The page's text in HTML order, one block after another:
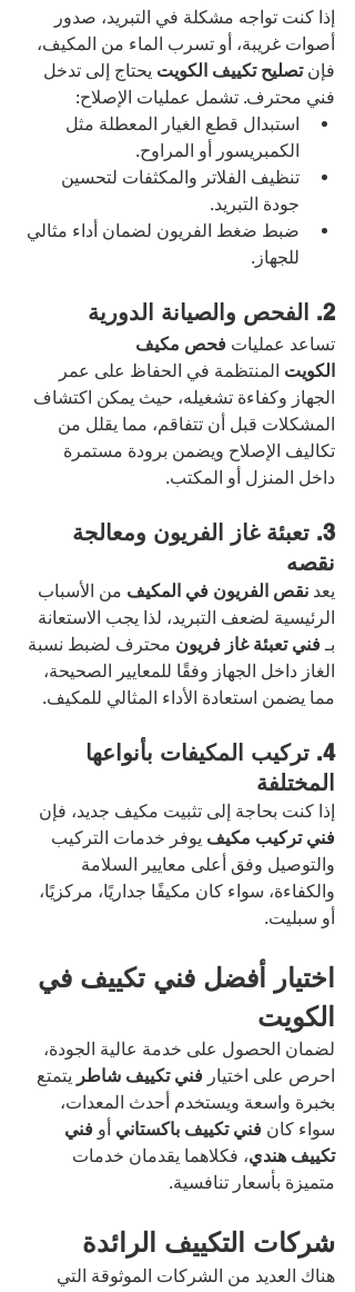
إذا كنت تواجه مشكلة في التبريد، صدور
أصوات غريبة، أو تسرب الماء من المكيف،
فإن تصليح تكييف الكويت يحتاج إلى تدخل
فني محترف. تشمل عمليات الإصلاح:
استبدال قطع الغيار المعطلة مثل
الكمبريسور أو المراوح.
تنظيف الفلاتر والمكثفات لتحسين
جودة التبريد.
ضبط ضغط الفريون لضمان أداء مثالي
للجهاز.
2. الفحص والصيانة الدورية
تساعد عمليات فحص مكيف
الكويت المنتظمة في الحفاظ على عمر
الجهاز وكفاءة تشغيله، حيث يمكن اكتشاف
المشكلات قبل أن تتفاقم، مما يقلل من
تكاليف الإصلاح ويضمن برودة مستمرة
داخل المنزل أو المكتب.
3. تعبئة غاز الفريون ومعالجة
نقصه
يعد نقص الفريون في المكيف من الأسباب
الرئيسية لضعف التبريد، لذا يجب الاستعانة
بـ فني تعبئة غاز فريون محترف لضبط نسبة
الغاز داخل الجهاز وفقًا للمعايير الصحيحة،
مما يضمن استعادة الأداء المثالي للمكيف.
4. تركيب المكيفات بأنواعها
المختلفة
إذا كنت بحاجة إلى تثبيت مكيف جديد، فإن
فني تركيب مكيف يوفر خدمات التركيب
والتوصيل وفق أعلى معايير السلامة
والكفاءة، سواء كان مكيفًا جداريًا، مركزيًا،
أو سبليت.
اختيار أفضل فني تكييف في
الكويت
لضمان الحصول على خدمة عالية الجودة،
احرص على اختيار فني تكييف شاطر يتمتع
بخبرة واسعة ويستخدم أحدث المعدات،
سواء كان فني تكييف باكستاني أو فني
تكييف هندي، فكلاهما يقدمان خدمات
متميزة بأسعار تنافسية.
شركات التكييف الرائدة
هناك العديد من الشركات الموثوقة التي